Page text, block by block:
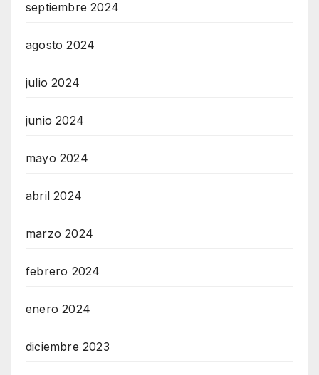
septiembre 2024
agosto 2024
julio 2024
junio 2024
mayo 2024
abril 2024
marzo 2024
febrero 2024
enero 2024
diciembre 2023